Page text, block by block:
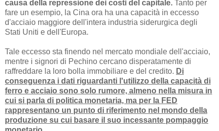
causa della repressione dei costi del capitale. Tanto per
fare un esempio, la Cina ora ha una capacità in eccesso
d'acciaio maggiore dell'intera industria siderurgica degli
Stati Uniti e dell'Europa.
Tale eccesso sta finendo nel mercato mondiale dell'acciaio,
mentre i signori di Pechino cercano disperatamente di
raffreddare la loro bolla immobiliare e del credito. Di
conseguenza i dati riguardanti l'utilizzo della capacità di
ferro e acciaio sono solo rumore, almeno nella misura in
cui si parla di politica monetaria, ma per la FED
rappresentano un punto di riferimento nel mondo della
produzione su cui basare il suo incessante pompaggio